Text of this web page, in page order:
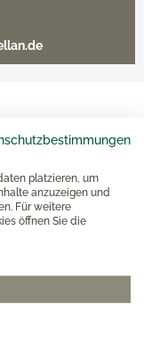
platzieren, um
anzuzeigen und
Für weitere
öffnen Sie die